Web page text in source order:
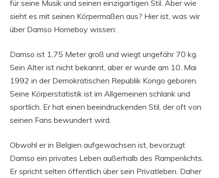
für seine Musik und seinen einzigartigen Stil. Aber wie
sieht es mit seinen Körpermaßen aus? Hier ist, was wir
über Damso Homeboy wissen:
Damso ist 1,75 Meter groß und wiegt ungefähr 70 kg.
Sein Alter ist nicht bekannt, aber er wurde am 10. Mai
1992 in der Demokratischen Republik Kongo geboren.
Seine Körperstatistik ist im Allgemeinen schlank und
sportlich. Er hat einen beeindruckenden Stil, der oft von
seinen Fans bewundert wird.
Obwohl er in Belgien aufgewachsen ist, bevorzugt
Damso ein privates Leben außerhalb des Rampenlichts.
Er spricht selten öffentlich über sein Privatleben. Daher